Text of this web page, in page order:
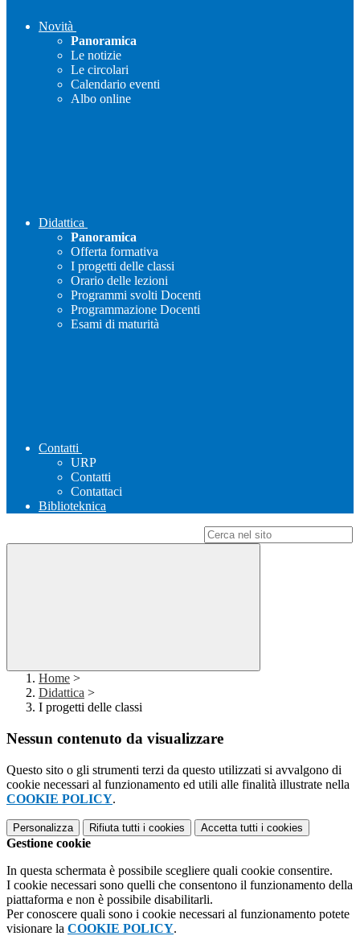
Novità
Panoramica
Le notizie
Le circolari
Calendario eventi
Albo online
Didattica
Panoramica
Offerta formativa
I progetti delle classi
Orario delle lezioni
Programmi svolti Docenti
Programmazione Docenti
Esami di maturità
Contatti
URP
Contatti
Contattaci
Biblioteknica
Home >
Didattica >
I progetti delle classi
Nessun contenuto da visualizzare
Questo sito o gli strumenti terzi da questo utilizzati si avvalgono di
cookie necessari al funzionamento ed utili alle finalità illustrate nella
COOKIE POLICY.
Personalizza Rifiuta tutti i cookies Accetta tutti i cookies
Gestione cookie
In questa schermata è possibile scegliere quali cookie consentire.
I cookie necessari sono quelli che consentono il funzionamento della
piattaforma e non è possibile disabilitarli.
Per conoscere quali sono i cookie necessari al funzionamento potete
visionare la COOKIE POLICY.